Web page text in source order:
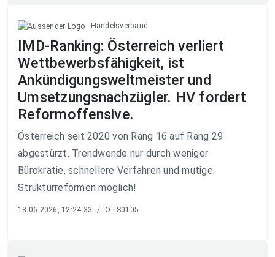
Handelsverband
IMD-Ranking: Österreich verliert
Wettbewerbsfähigkeit, ist
Ankündigungsweltmeister und
Umsetzungsnachzügler. HV fordert
Reformoffensive.
Österreich seit 2020 von Rang 16 auf Rang 29
abgestürzt. Trendwende nur durch weniger
Bürokratie, schnellere Verfahren und mutige
Strukturreformen möglich!
18.06.2026, 12:24:33 / OTS0105